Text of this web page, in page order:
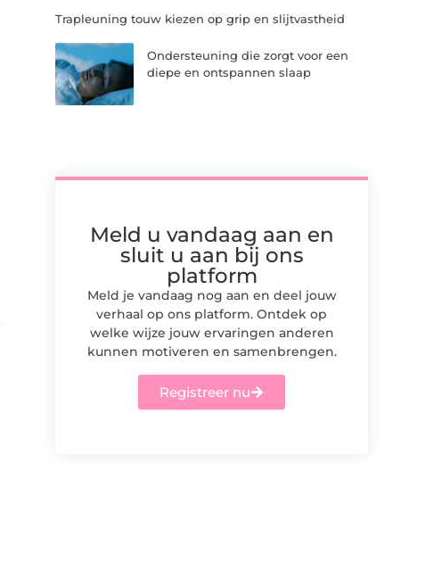
Trapleuning touw kiezen op grip en slijtvastheid
Ondersteuning die zorgt voor een
diepe en ontspannen slaap
Meld u vandaag aan en
sluit u aan bij ons
platform
Meld je vandaag nog aan en deel jouw
verhaal op ons platform. Ontdek op
welke wijze jouw ervaringen anderen
kunnen motiveren en samenbrengen.
Registreer nu